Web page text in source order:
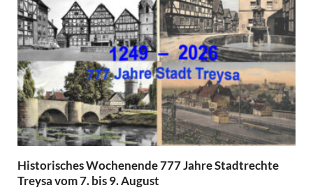
Historisches Wochenende 777 Jahre Stadtrechte
Treysa vom 7. bis 9. August